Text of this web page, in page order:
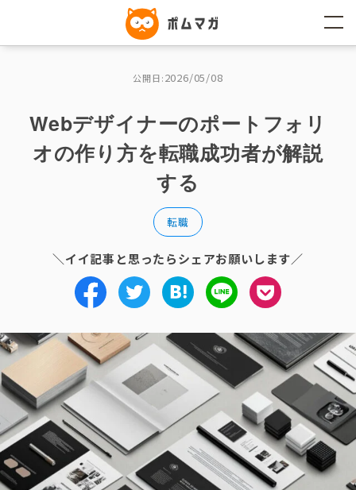
ン
公開日:2026/05/08
Webデザイナーのポートフォリ
オの作り方を転職成功者が解説
する
転職
＼イイ記事と思ったらシェアお願いします／